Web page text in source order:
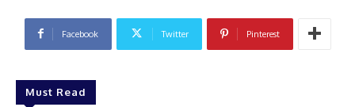
Facebook Twitter Pinterest
Must Read